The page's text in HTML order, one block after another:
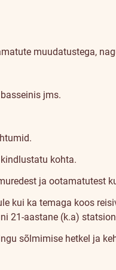
muudatustega,
jms.
kohta.
ja ootamatutest
kui ka temaga koos
21-aastane (k.a)
sõlmimise hetkel ja